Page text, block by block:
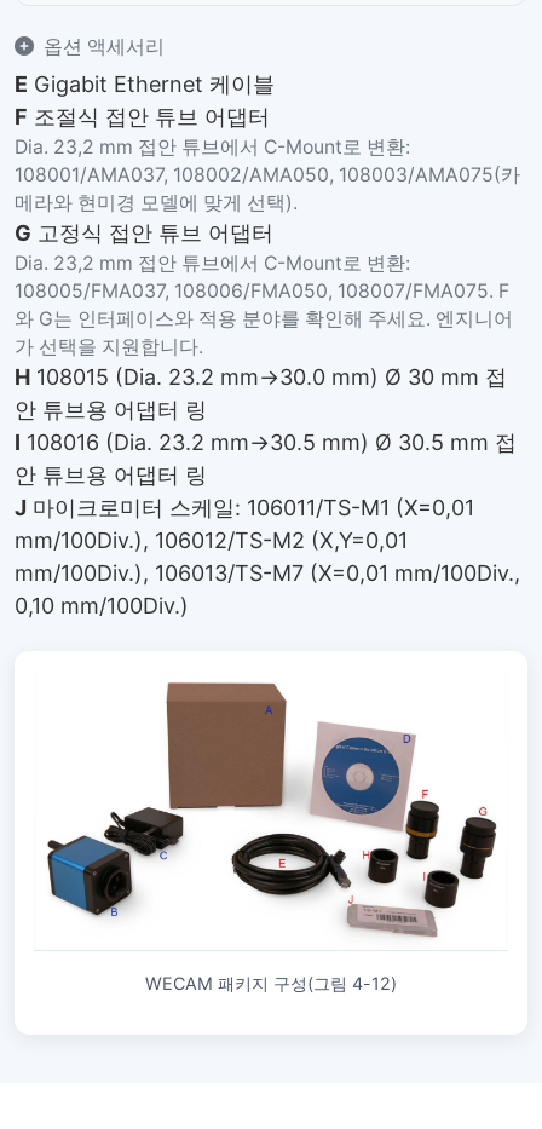
옵션 액세서리
E Gigabit Ethernet 케이블
F 조절식 접안 튜브 어댑터
Dia. 23,2 mm 접안 튜브에서 C-Mount로 변환:
108001/AMA037, 108002/AMA050, 108003/AMA075(카
메라와 현미경 모델에 맞게 선택).
G 고정식 접안 튜브 어댑터
Dia. 23,2 mm 접안 튜브에서 C-Mount로 변환:
108005/FMA037, 108006/FMA050, 108007/FMA075. F
와 G는 인터페이스와 적용 분야를 확인해 주세요. 엔지니어
가 선택을 지원합니다.
H 108015 (Dia. 23.2 mm→30.0 mm) Ø 30 mm 접
안 튜브용 어댑터 링
I 108016 (Dia. 23.2 mm→30.5 mm) Ø 30.5 mm 접
안 튜브용 어댑터 링
J 마이크로미터 스케일: 106011/TS-M1 (X=0,01
mm/100Div.), 106012/TS-M2 (X,Y=0,01
mm/100Div.), 106013/TS-M7 (X=0,01 mm/100Div.,
0,10 mm/100Div.)
WECAM 패키지 구성(그림 4-12)